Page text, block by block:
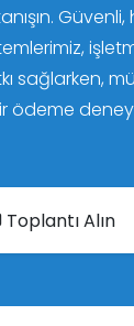
Güvenli,
sağlarken,
ödeme
Toplantı Alın